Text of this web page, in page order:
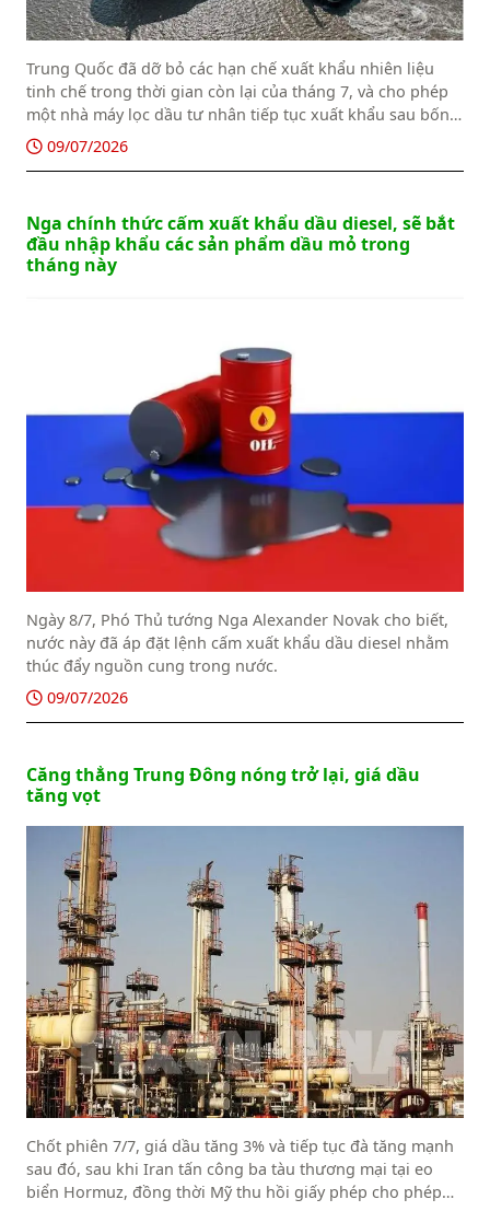
Trung Quốc đã dỡ bỏ các hạn chế xuất khẩu nhiên liệu
tinh chế trong thời gian còn lại của tháng 7, và cho phép
một nhà máy lọc dầu tư nhân tiếp tục xuất khẩu sau bốn
tháng tạm ngừng, các nguồn tin thương mại cho biết hôm
7/7.
09/07/2026
Nga chính thức cấm xuất khẩu dầu diesel, sẽ bắt
đầu nhập khẩu các sản phẩm dầu mỏ trong
tháng này
Ngày 8/7, Phó Thủ tướng Nga Alexander Novak cho biết,
nước này đã áp đặt lệnh cấm xuất khẩu dầu diesel nhằm
thúc đẩy nguồn cung trong nước.
09/07/2026
Căng thẳng Trung Đông nóng trở lại, giá dầu
tăng vọt
Chốt phiên 7/7, giá dầu tăng 3% và tiếp tục đà tăng mạnh
sau đó, sau khi Iran tấn công ba tàu thương mại tại eo
biển Hormuz, đồng thời Mỹ thu hồi giấy phép cho phép